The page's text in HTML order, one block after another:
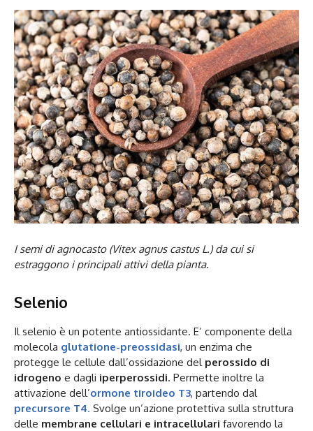
I semi di agnocasto (Vitex agnus castus L.) da cui si
estraggono i principali attivi della pianta.
Selenio
Il selenio è un potente antiossidante. E’ componente della
molecola glutatione-preossidasi, un enzima che
protegge le cellule dall’ossidazione del perossido di
idrogeno e dagli iperperossidi. Permette inoltre la
attivazione dell’ormone tiroideo T3, partendo dal
precursore T4. Svolge un’azione protettiva sulla struttura
delle membrane cellulari e intracellulari favorendo la